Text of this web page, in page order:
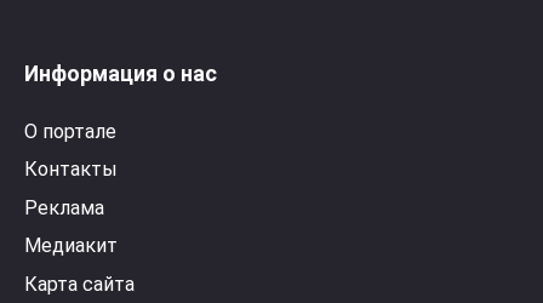
Информация о нас
О портале
Контакты
Реклама
Медиакит
Карта сайта